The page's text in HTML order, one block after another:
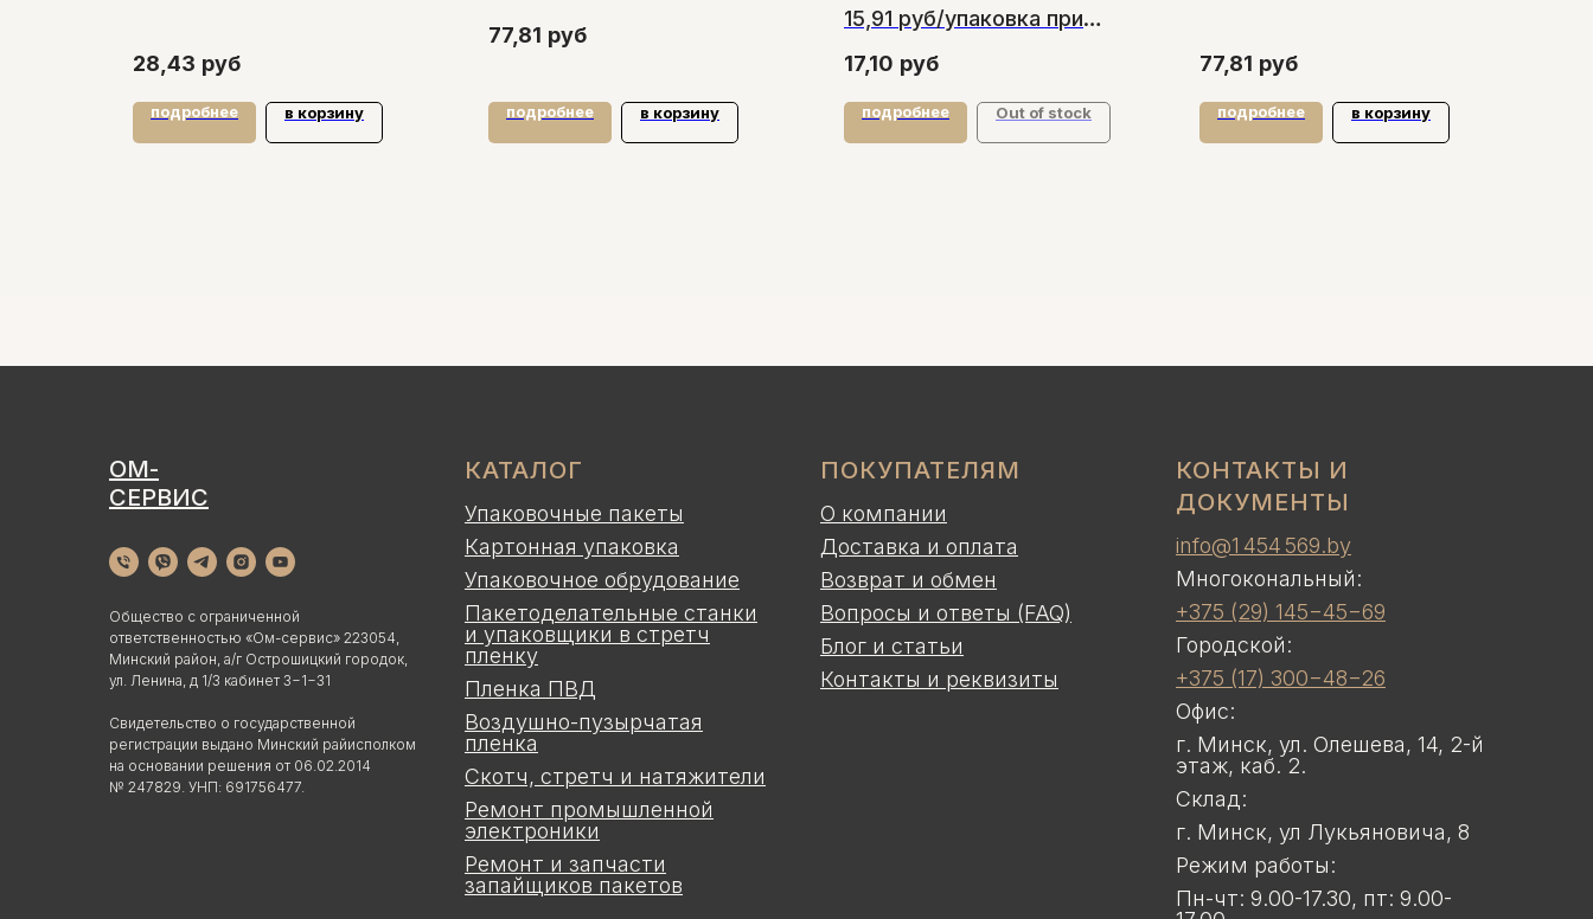
28,43 руб
подробнее в корзину
77,81 руб
подробнее в корзину
15,91 руб/упаковка при
заказе от 20 упаковок
17,10 руб
подробнее Out of stock
77,81 руб
подробнее в корзину
ОМ-
СЕРВИС
Общество с ограниченной
ответственностью «Ом-сервис» 223054,
Минский район, а/г Острошицкий городок,
ул. Ленина, д 1/3 кабинет 3−1−31
Свидетельство о государственной
регистрации выдано Минский райисполком
на основании решения от 06.02.2014
№ 247829. УНП: 691756477.
КАТАЛОГ
Упаковочные пакеты
Картонная упаковка
Упаковочное обрудование
Пакетоделательные станки
и упаковщики в стретч
пленку
Пленка ПВД
Воздушно-пузырчатая
пленка
Скотч, стретч и натяжители
Ремонт промышленной
электроники
Ремонт и запчасти
запайщиков пакетов
ПОКУПАТЕЛЯМ
О компании
Доставка и оплата
Возврат и обмен
Вопросы и ответы (FAQ)
Блог и статьи
Контакты и реквизиты
КОНТАКТЫ И
ДОКУМЕНТЫ
info@1 454 569.by
Многокональный:
+375 (29) 145−45−69
Городской:
+375 (17) 300−48−26
Офис:
г. Минск, ул. Олешева, 14, 2-й
этаж, каб. 2.
Склад:
г. Минск, ул Лукьяновича, 8
Режим работы:
Пн-чт: 9.00-17.30, пт: 9.00-